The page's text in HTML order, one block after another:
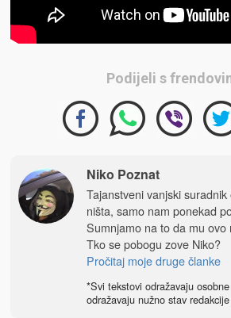
Podijeli s
Niko Poznat
Tajanstveni vanjski
ništa, samo nam ponekad
Sumnjamo na to da mu ovo
Tko se pobogu zove Niko?
Pročitaj moje druge članke
*Svi tekstovi odražavaju
odražavaju nužno stav